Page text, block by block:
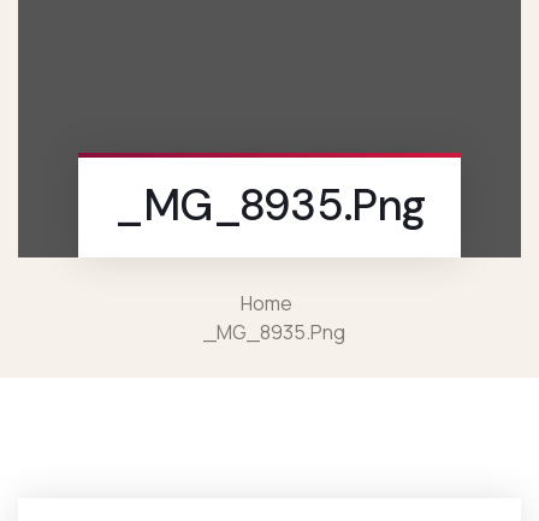
_MG_8935.png
Home
_MG_8935.png